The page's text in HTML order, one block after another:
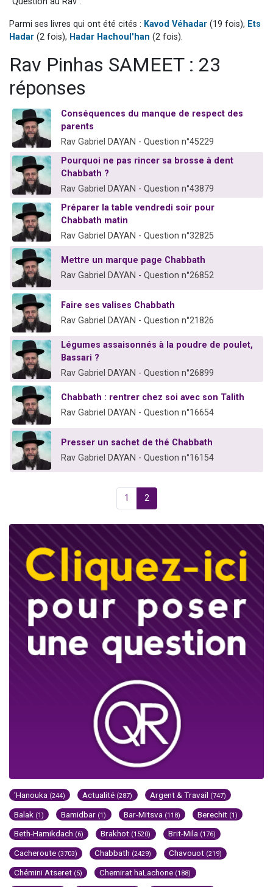
17 personnes viennent de demander une bénédiction
Il reste 49 places pour étudier en groupe sur Zoom
Parmi ses livres qui ont été cités : Kavod Véhadar (19 fois), Ets
Hadar (2 fois), Hadar Hachoul'han (2 fois).
Rav Pinhas SAMEET : 23
réponses
Conséquences du manque de respect des
parents
Rav Gabriel DAYAN - Question n°45229
Pourquoi ne pas rincer sa brosse à dent
Chabbath ?
Rav Gabriel DAYAN - Question n°43879
Préparer la table vendredi soir pour
Chabbath matin
Rav Gabriel DAYAN - Question n°32825
Mettre un marque page Chabbath
Rav Gabriel DAYAN - Question n°26852
Faire ses valises Chabbath
Rav Gabriel DAYAN - Question n°21826
Légumes assaisonnés à la poudre de poulet,
Bassari ?
Rav Gabriel DAYAN - Question n°26899
Chabbath : rentrer chez soi avec son Talith
Rav Gabriel DAYAN - Question n°16654
Presser un sachet de thé Chabbath
Rav Gabriel DAYAN - Question n°16154
1 2
'Hanouka (244) Actualité (287) Argent & Travail (747)
Balak (1) Bamidbar (1) Bar-Mitsva (118) Berechit (1)
Beth-Hamikdach (6) Brakhot (1520) Brit-Mila (176)
Cacheroute (3703) Chabbath (2429) Chavouot (219)
Chémini Atseret (5) Chemirat haLachone (188)